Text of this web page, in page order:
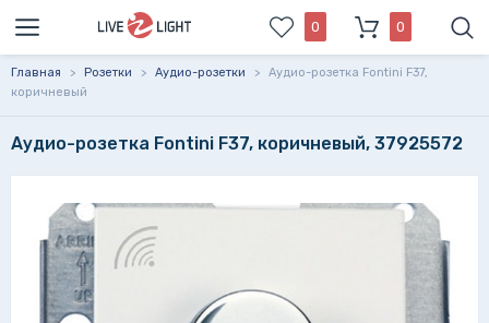
0 0
Главная > Розетки > Аудио-розетки >
Аудио-розетка Fontini F37,
коричневый
Аудио-розетка Fontini F37, коричневый, 37925572